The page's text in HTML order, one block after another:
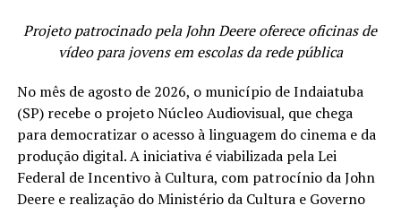
Projeto patrocinado pela John Deere oferece oficinas de
vídeo para jovens em escolas da rede pública
No mês de agosto de 2026, o município de Indaiatuba
(SP) recebe o projeto Núcleo Audiovisual, que chega
para democratizar o acesso à linguagem do cinema e da
produção digital. A iniciativa é viabilizada pela Lei
Federal de Incentivo à Cultura, com patrocínio da John
Deere e realização do Ministério da Cultura e Governo